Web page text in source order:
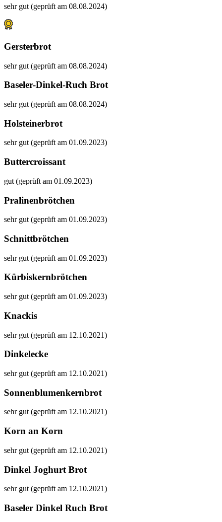
sehr gut (geprüft am 08.08.2024)
Gersterbrot
sehr gut (geprüft am 08.08.2024)
Baseler-Dinkel-Ruch Brot
sehr gut (geprüft am 08.08.2024)
Holsteinerbrot
sehr gut (geprüft am 01.09.2023)
Buttercroissant
gut (geprüft am 01.09.2023)
Pralinenbrötchen
sehr gut (geprüft am 01.09.2023)
Schnittbrötchen
sehr gut (geprüft am 01.09.2023)
Kürbiskernbrötchen
sehr gut (geprüft am 01.09.2023)
Knackis
sehr gut (geprüft am 12.10.2021)
Dinkelecke
sehr gut (geprüft am 12.10.2021)
Sonnenblumenkernbrot
sehr gut (geprüft am 12.10.2021)
Korn an Korn
sehr gut (geprüft am 12.10.2021)
Dinkel Joghurt Brot
sehr gut (geprüft am 12.10.2021)
Baseler Dinkel Ruch Brot